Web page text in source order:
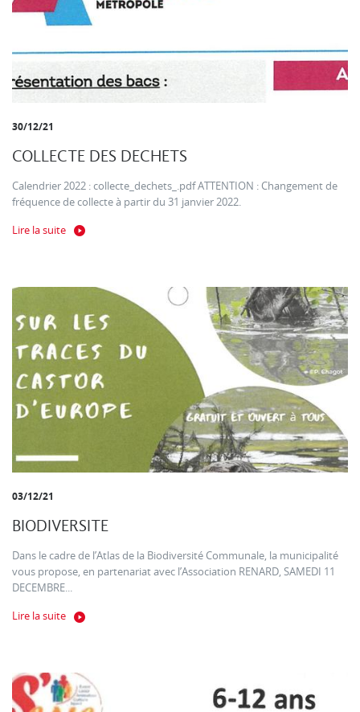
30/12/21
COLLECTE DES DECHETS
Calendrier 2022 : collecte_dechets_.pdf ATTENTION : Changement de
fréquence de collecte à partir du 31 janvier 2022.
Lire la suite
03/12/21
BIODIVERSITE
Dans le cadre de l’Atlas de la Biodiversité Communale, la municipalité
vous propose, en partenariat avec l’Association RENARD, SAMEDI 11
DECEMBRE...
Lire la suite